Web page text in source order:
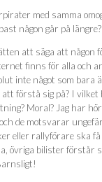
med samma
någon går på längre?
att säga att någon
finns för alla och
inte något som bara
förstå sig på? I vilket
Moral? Jag har
de motsvarar
eller rallyförare ska
övriga bilister förstår